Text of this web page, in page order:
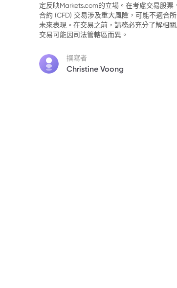
3. 貴金屬同步上揚，工業金屬走
4. 市場聚焦美國利率政策與貿易
定反映Markets.com的立場。在考慮交易股
合約 (CFD) 交易涉及重大風險，可能不適合
未來表現。在交易之前，請務必充分了解相
交易可能因司法管轄區而異。
撰寫者
Christine Voong